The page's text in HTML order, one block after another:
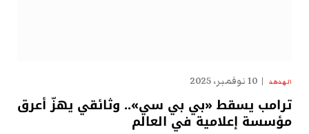
الهدهد 10 نوفمبر، 2025
ترامب يسقط «بي بي سي».. وثائقي يهزّ أعرق
مؤسسة إعلامية في العالم